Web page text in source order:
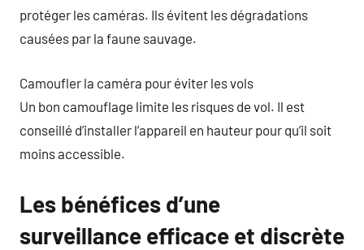
protéger les caméras. Ils évitent les dégradations
causées par la faune sauvage.
Camoufler la caméra pour éviter les vols
Un bon camouflage limite les risques de vol. Il est
conseillé d’installer l’appareil en hauteur pour qu’il soit
moins accessible.
Les bénéfices d’une
surveillance efficace et discrète